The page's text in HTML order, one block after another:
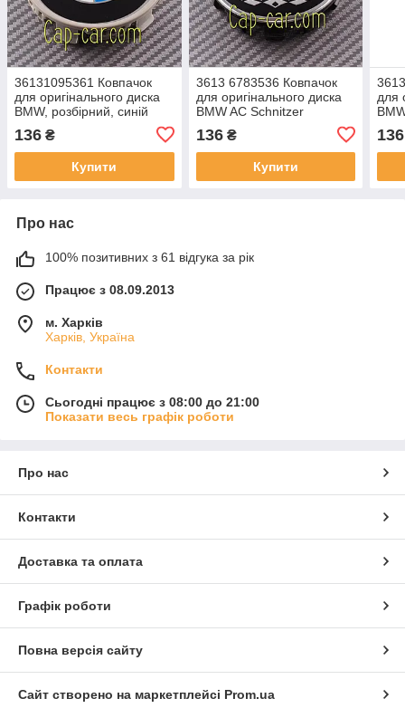
36131095361 Ковпачок
для оригінального диска
BMW, розбірний, синій
136 ₴
Купити
3613 6783536 Ковпачок
для оригінального диска
BMW AC Schnitzer
136₴
Купити
для
136
Про нас
100% позитивних з 61 відгука за рік
Працює з 08.09.2013
м. Харків
Харків, Україна
Контакти
Сьогодні працює з 08:00 до 21:00
Показати весь графік роботи
Про нас
Контакти
Доставка та оплата
Графік роботи
Повна версія сайту
Сайт створено на маркетплейсі Prom.ua